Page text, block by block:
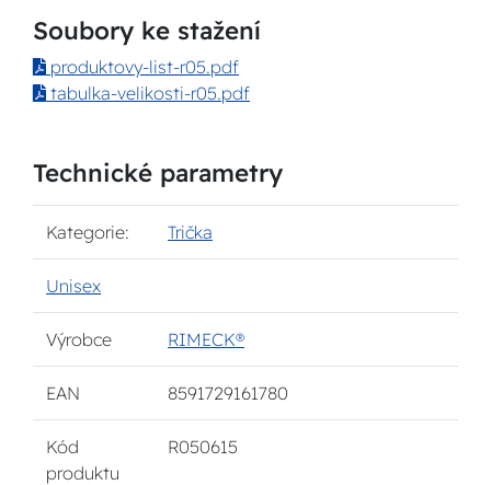
Soubory ke stažení
produktovy-list-r05.pdf
tabulka-velikosti-r05.pdf
Technické parametry
Kategorie: Trička
Unisex
Výrobce RIMECK®
EAN 8591729161780
Kód
produktu
R050615